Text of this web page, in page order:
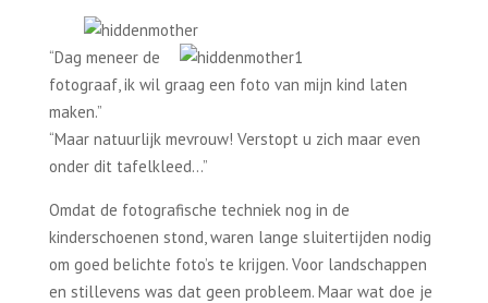
“Dag meneer de
fotograaf, ik wil graag een foto van mijn kind laten
maken.”
“Maar natuurlijk mevrouw! Verstopt u zich maar even
onder dit tafelkleed…”
Omdat de fotografische techniek nog in de
kinderschoenen stond, waren lange sluitertijden nodig
om goed belichte foto’s te krijgen. Voor landschappen
en stillevens was dat geen probleem. Maar wat doe je